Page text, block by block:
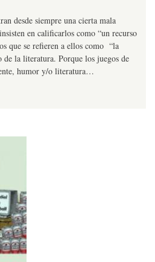
desde siempre una cierta mala
en calificarlos como “un recurso
que se refieren a ellos como “la
la literatura. Porque los juegos de
humor y/o literatura…